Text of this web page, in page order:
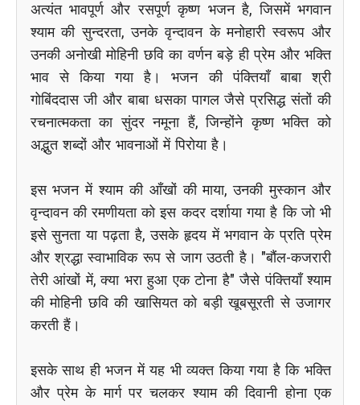
अत्यंत भावपूर्ण और रसपूर्ण कृष्ण भजन है, जिसमें भगवान
श्याम की सुन्दरता, उनके वृन्दावन के मनोहारी स्वरूप और
उनकी अनोखी मोहिनी छवि का वर्णन बड़े ही प्रेम और भक्ति
भाव से किया गया है। भजन की पंक्तियाँ बाबा श्री
गोबिंददास जी और बाबा धसका पागल जैसे प्रसिद्ध संतों की
रचनात्मकता का सुंदर नमूना हैं, जिन्होंने कृष्ण भक्ति को
अद्भुत शब्दों और भावनाओं में पिरोया है।
इस भजन में श्याम की आँखों की माया, उनकी मुस्कान और
वृन्दावन की रमणीयता को इस कदर दर्शाया गया है कि जो भी
इसे सुनता या पढ़ता है, उसके हृदय में भगवान के प्रति प्रेम
और श्रद्धा स्वाभाविक रूप से जाग उठती है। "बौंल-कजरारी
तेरी आंखों में, क्या भरा हुआ एक टोना है" जैसे पंक्तियाँ श्याम
की मोहिनी छवि की खासियत को बड़ी खूबसूरती से उजागर
करती हैं।
इसके साथ ही भजन में यह भी व्यक्त किया गया है कि भक्ति
और प्रेम के मार्ग पर चलकर श्याम की दिवानी होना एक